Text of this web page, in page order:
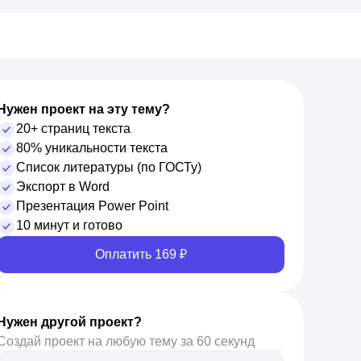
Нужен проект на эту тему?
20+ страниц текста
80% уникальности текста
Список литературы (по ГОСТу)
Экспорт в Word
Презентация Power Point
10 минут и готово
Оплатить 169 ₽
Нужен другой проект?
проект на любую тему за 60 секунд